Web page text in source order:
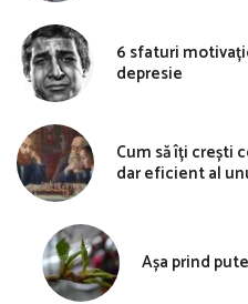
6 sfaturi
depresie
Cum să îți crești
dar eficient al
Așa prind